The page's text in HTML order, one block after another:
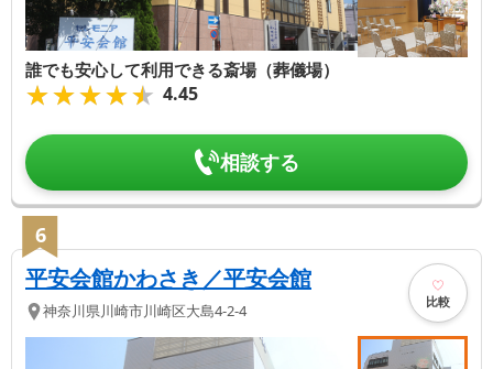
誰でも安心して利用できる斎場（葬儀場）
★★★★★
★★★★★ 4.45
相談する
6
平安会館かわさき／平安会館
神奈川県川崎市川崎区大島4-2-4 比較